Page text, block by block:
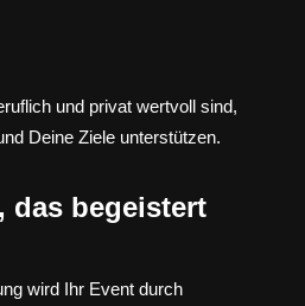
und privat wertvoll sind,
Deine Ziele unterstützen.
das begeistert
wird Ihr Event durch